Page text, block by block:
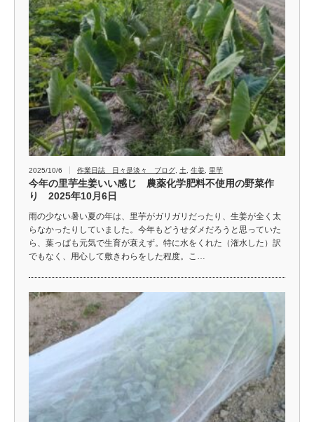
2025/10/6 作業日誌 日々是淡々 ブログ 土 生姜 里芋
今年の里芋生姜いい感じ 農薬化学肥料不使用の野菜作
り 2025年10月6日
雨の少ない暑い夏の年は、里芋がガリガリだったり、生姜が全く太
らなかったりしていました。今年もどうせダメだろうと思っていた
ら、葉っぱも元気で生育が衰えず。特に水をくれた（潅水した）訳
でもなく、用心して敷きわらをした程度。こ…